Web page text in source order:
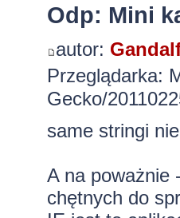
Odp: Mini
autor:
Przeglądarka:
Gecko/
same stringi
A na poważnie
chętnych do